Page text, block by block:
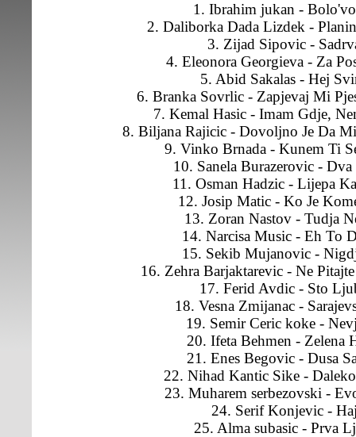
1. Ibrahim jukan -
2. Daliborka Dada Lizdek -
3. Zijad Sipovic -
4. Eleonora Georgieva - Za
5. Abid Sakalas - Hej
6. Branka Sovrlic - Zapjevaj Mi
7. Kemal Hasic - Imam Gdje,
8. Biljana Rajicic - Dovoljno Je Da
9. Vinko Brnada - Kunem Ti
10. Sanela Burazerovic -
11. Osman Hadzic - Lijepa
12. Josip Matic - Ko Je
13. Zoran Nastov - Tudja
14. Narcisa Music - Eh To
15. Sekib Mujanovic -
16. Zehra Barjaktarevic - Ne
17. Ferid Avdic - Sto
18. Vesna Zmijanac -
19. Semir Ceric koke -
20. Ifeta Behmen - Zelena
21. Enes Begovic - Dusa
22. Nihad Kantic Sike -
23. Muharem serbezovski -
24. Serif Konjevic -
25. Alma subasic - Prva